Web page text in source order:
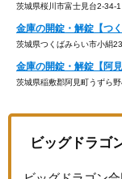
茨城県桜川市富士見台2-34-1
金庫の開錠・解錠【つ
茨城県つくばみらい市小絹
金庫の開錠・解錠【阿
茨城県稲敷郡阿見町うずら
ビッグドラゴ